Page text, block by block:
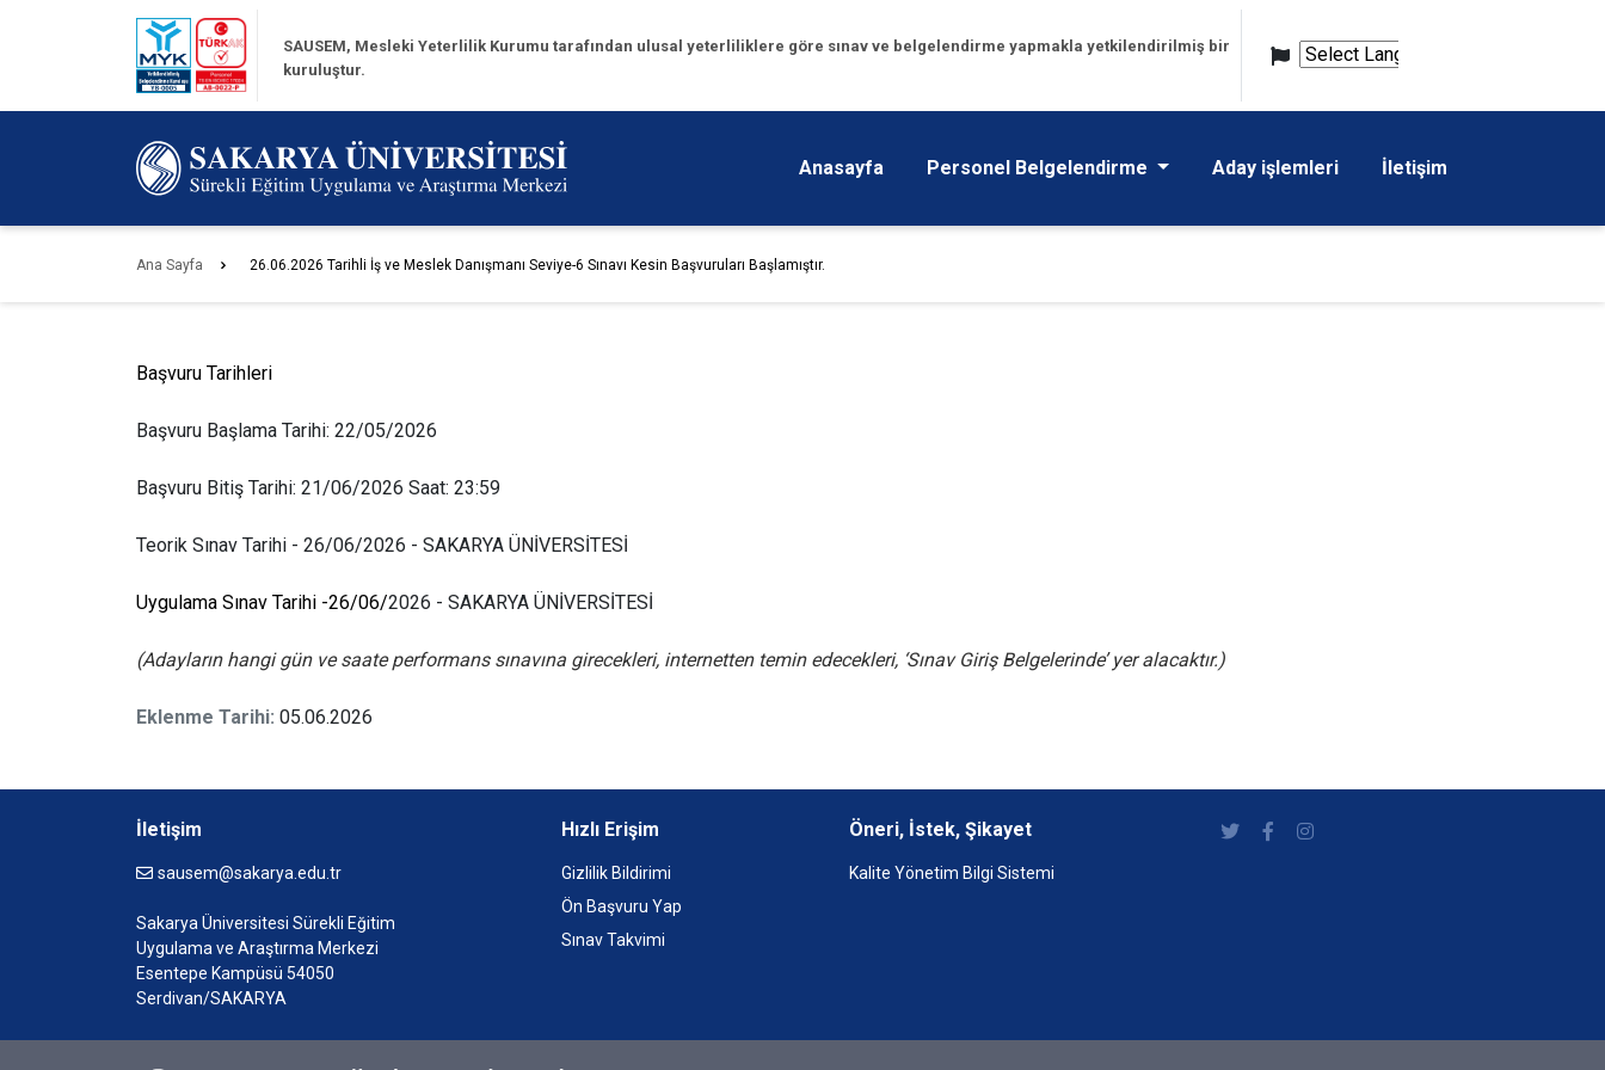
SAUSEM, Mesleki Yeterlilik Kurumu tarafından ulusal yeterliliklere göre sınav ve belgelendirme yapmakla yetkilendirilmiş bir
kuruluştur.
by
Anasayfa
Personel Belgelendirme Aday işlemleri İletişim
Ana Sayfa 26.06.2026 Tarihli İş ve Meslek Danışmanı Seviye-6 Sınavı Kesin Başvuruları Başlamıştır.
Başvuru Tarihleri
Başvuru Başlama Tarihi: 22/05/2026
Başvuru Bitiş Tarihi: 21/06/2026 Saat: 23:59
Teorik Sınav Tarihi - 26/06/2026 - SAKARYA ÜNİVERSİTESİ
Uygulama Sınav Tarihi -26/06/2026 - SAKARYA ÜNİVERSİTESİ
(Adayların hangi gün ve saate performans sınavına girecekleri, internetten temin edecekleri, ‘Sınav Giriş Belgelerinde’ yer alacaktır.)
Eklenme Tarihi: 05.06.2026
İletişim
sausem@sakarya.edu.tr
Sakarya Üniversitesi Sürekli Eğitim
Uygulama ve Araştırma Merkezi
Esentepe Kampüsü 54050
Serdivan/SAKARYA
Hızlı Erişim
Gizlilik Bildirimi
Ön Başvuru Yap
Sınav Takvimi
Öneri, İstek, Şikayet
Kalite Yönetim Bilgi Sistemi